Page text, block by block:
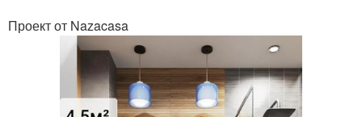
Проект от Nazacasa